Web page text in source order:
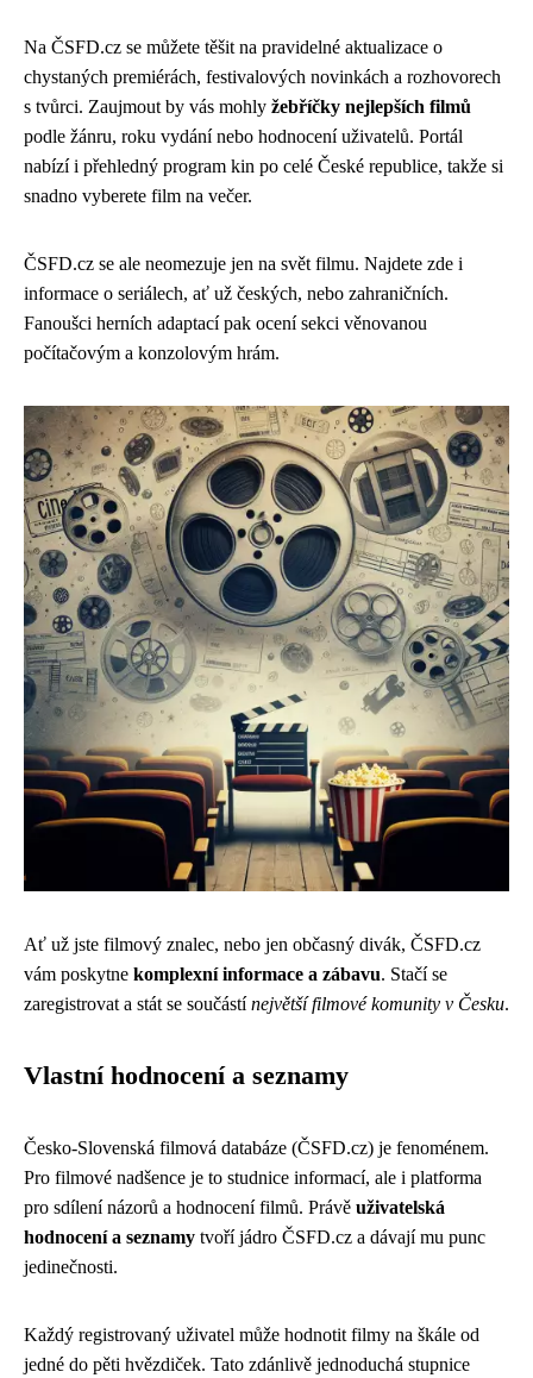
Na ČSFD.cz se můžete těšit na pravidelné aktualizace o
chystaných premiérách, festivalových novinkách a rozhovorech
s tvůrci. Zaujmout by vás mohly žebříčky nejlepších filmů
podle žánru, roku vydání nebo hodnocení uživatelů. Portál
nabízí i přehledný program kin po celé České republice, takže si
snadno vyberete film na večer.
ČSFD.cz se ale neomezuje jen na svět filmu. Najdete zde i
informace o seriálech, ať už českých, nebo zahraničních.
Fanoušci herních adaptací pak ocení sekci věnovanou
počítačovým a konzolovým hrám.
Ať už jste filmový znalec, nebo jen občasný divák, ČSFD.cz
vám poskytne komplexní informace a zábavu. Stačí se
zaregistrovat a stát se součástínejvětší filmové komunity v Česku.
Vlastní hodnocení a seznamy
Česko-Slovenská filmová databáze (ČSFD.cz) je fenoménem.
Pro filmové nadšence je to studnice informací, ale i platforma
pro sdílení názorů a hodnocení filmů. Právě uživatelská
hodnocení a seznamy tvoří jádro ČSFD.cz a dávají mu punc
jedinečnosti.
Každý registrovaný uživatel může hodnotit filmy na škále od
jedné do pěti hvězdiček. Tato zdánlivě jednoduchá stupnice